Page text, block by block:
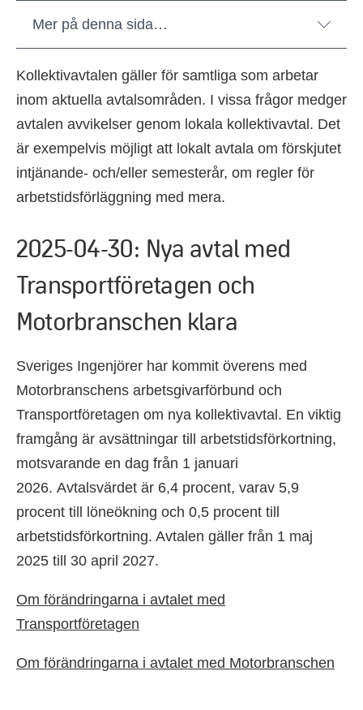
Mer på denna sida…
Kollektivavtalen gäller för samtliga som arbetar
inom aktuella avtalsområden. I vissa frågor medger
avtalen avvikelser genom lokala kollektivavtal. Det
är exempelvis möjligt att lokalt avtala om förskjutet
intjänande- och/eller semesterår, om regler för
arbetstidsförläggning med mera.
2025-04-30: Nya avtal med
Transportföretagen och
Motorbranschen klara
Sveriges Ingenjörer har kommit överens med
Motorbranschens arbetsgivarförbund och
Transportföretagen om nya kollektivavtal. En viktig
framgång är avsättningar till arbetstidsförkortning,
motsvarande en dag från 1 januari
2026. Avtalsvärdet är 6,4 procent, varav 5,9
procent till löneökning och 0,5 procent till
arbetstidsförkortning. Avtalen gäller från 1 maj
2025 till 30 april 2027.
Om förändringarna i avtalet med
Transportföretagen
Om förändringarna i avtalet med Motorbranschen